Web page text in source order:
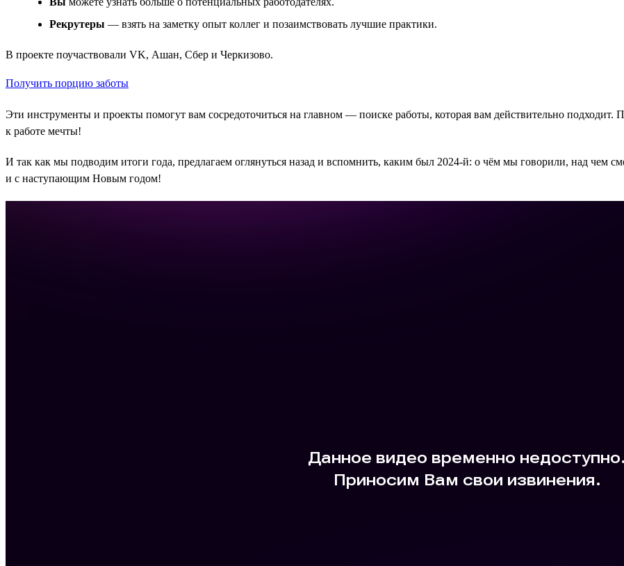
Рекрутеры — взять на заметку опыт коллег и позаимствовать лучшие практики.
В проекте поучаствовали VK, Ашан, Сбер и Черкизово.
Получить порцию заботы
Эти инструменты и проекты помогут вам сосредоточиться на главном — поиске работы, которая вам действительно
к работе мечты!
И так как мы подводим итоги года, предлагаем оглянуться назад и вспомнить, каким был 2024-й: о чём мы говорили, над чем
и с наступающим Новым годом!